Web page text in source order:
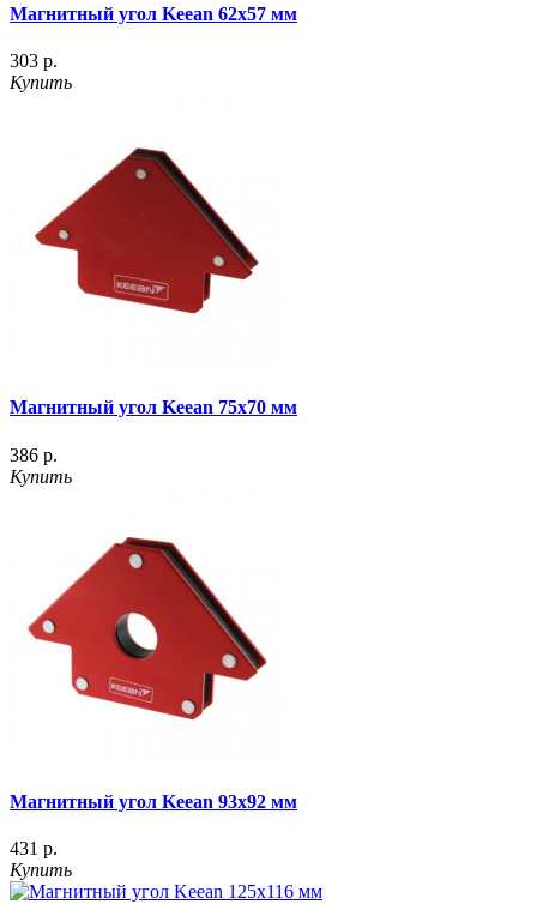
Магнитный угол Keean 62x57 мм
303 р.
Купить
Магнитный угол Keean 75x70 мм
386 р.
Купить
Магнитный угол Keean 93x92 мм
431 р.
Купить